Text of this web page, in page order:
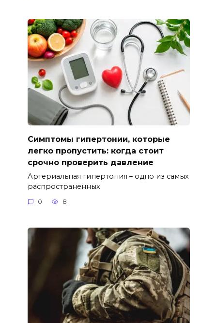
Симптомы гипертонии, которые
легко пропустить: когда стоит
срочно проверить давление
Артериальная гипертония – одно из самых
распространенных
0 8